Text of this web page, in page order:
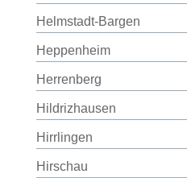
Helmstadt-Bargen
Heppenheim
Herrenberg
Hildrizhausen
Hirrlingen
Hirschau